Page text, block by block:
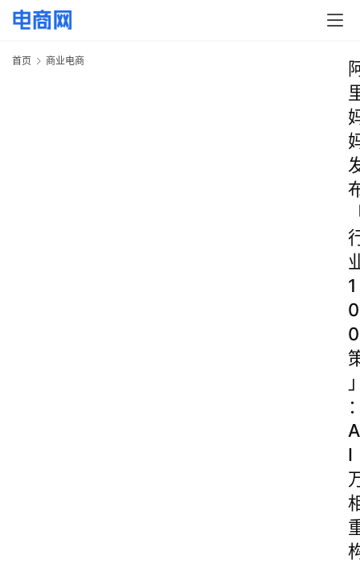
首页 商业电商
1
0
0
A
I